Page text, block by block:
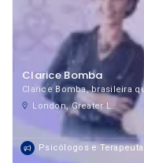
Clarice Bomba
Clarice Bomba, brasileira
London, Greater London, England, United Kingdom
Psicólogos e